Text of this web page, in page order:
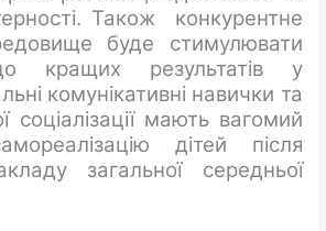
Також конкурентне
буде стимулювати
кращих результатів у
комунікативні навички та
соціалізації мають вагомий
дітей після
загальної середньої